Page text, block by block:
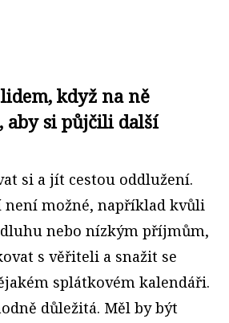
když na ně
aby si půjčili další
si a jít cestou oddlužení.
není možné, například kvůli
nebo nízkým příjmům,
s věřiteli a snažit se
splátkovém kalendáři.
důležitá. Měl by být